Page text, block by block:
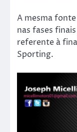
A mesma
nas fases
referente à
Sporting.